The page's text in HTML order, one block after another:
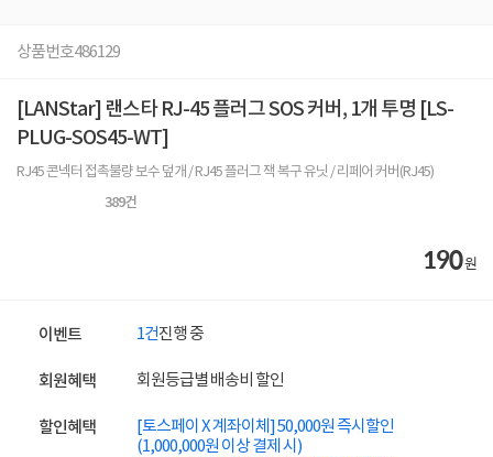
상품번호486129
[LANStar] 랜스타 RJ-45 플러그 SOS 커버, 1개 투명 [LS-
PLUG-SOS45-WT]
RJ45 콘넥터 접촉불량 보수 덮개 / RJ45 플러그 잭 복구 유닛 / 리페어 커버(RJ45)
389건
190원
이벤트 1건진행 중
회원혜택 회원등급별 배송비 할인
할인혜택
[토스페이 X 계좌이체] 50,000원 즉시할인
(1,000,000원 이상 결제 시)